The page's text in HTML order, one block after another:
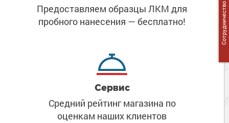
Предоставляем образцы ЛКМ для
пробного нанесения — бесплатно!
Сервис
Средний рейтинг магазина по
оценкам наших клиентов
Сотрудничество